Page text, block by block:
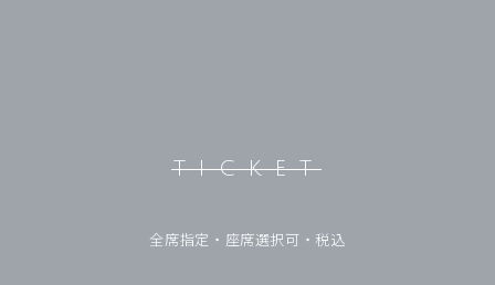
TICKET
全席指定・座席選択可・税込